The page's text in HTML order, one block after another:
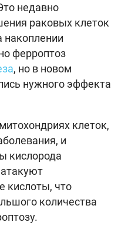
недавно
раковых клеток
накоплении
ферроптоз
, но в новом
нужного эффекта
клеток,
и
кислорода
кислоты, что
количества